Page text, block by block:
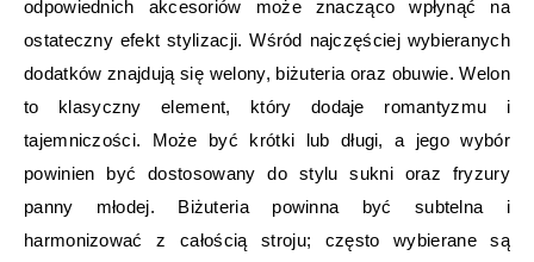
odpowiednich akcesoriów może znacząco wpłynąć na
ostateczny efekt stylizacji. Wśród najczęściej wybieranych
dodatków znajdują się welony, biżuteria oraz obuwie. Welon
to klasyczny element, który dodaje romantyzmu i
tajemniczości. Może być krótki lub długi, a jego wybór
powinien być dostosowany do stylu sukni oraz fryzury
panny młodej. Biżuteria powinna być subtelna i
harmonizować z całością stroju; często wybierane są